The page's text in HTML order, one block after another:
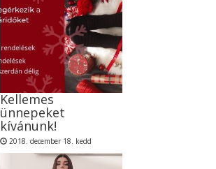
Kellemes
ünnepeket
kívánunk!
2018. december 18. kedd